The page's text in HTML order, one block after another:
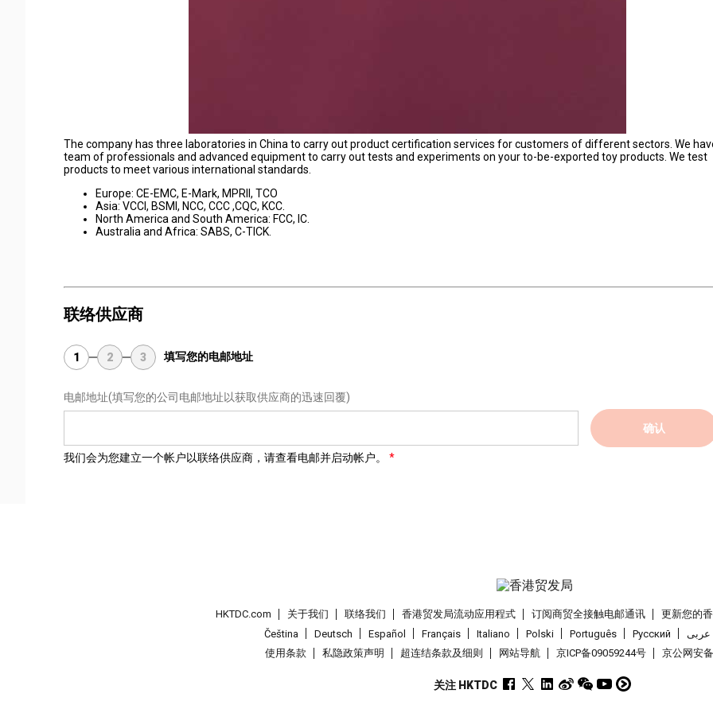
The company has three laboratories in China to carry out product certification services for customers of different sectors. We
team of professionals and advanced equipment to carry out tests and experiments on your to-be-exported toy products. We test
products to meet various international standards.
Europe: CE-EMC, E-Mark, MPRII, TCO
Asia: VCCI, BSMI, NCC, CCC ,CQC, KCC.
North America and South America: FCC, IC.
Australia and Africa: SABS, C-TICK.
联络供应商
1 2 3 填写您的电邮地址
电邮地址(填写您的公司电邮地址以获取供应商的迅速回覆)
确认
我们会为您建立一个帐户以联络供应商，请查看电邮并启动帐户。
HKTDC.com 关于我们 联络我们 香港贸发局流动应用程式 订阅商贸全接触电邮通讯
更新您的
Čeština
Deutsch Español Français Italiano Polski Português Pусский
عربى
使用条款
私隐政策声明 超连结条款及细则 网站导航 京ICP备09059244号 京公网安
关注 HKTDC